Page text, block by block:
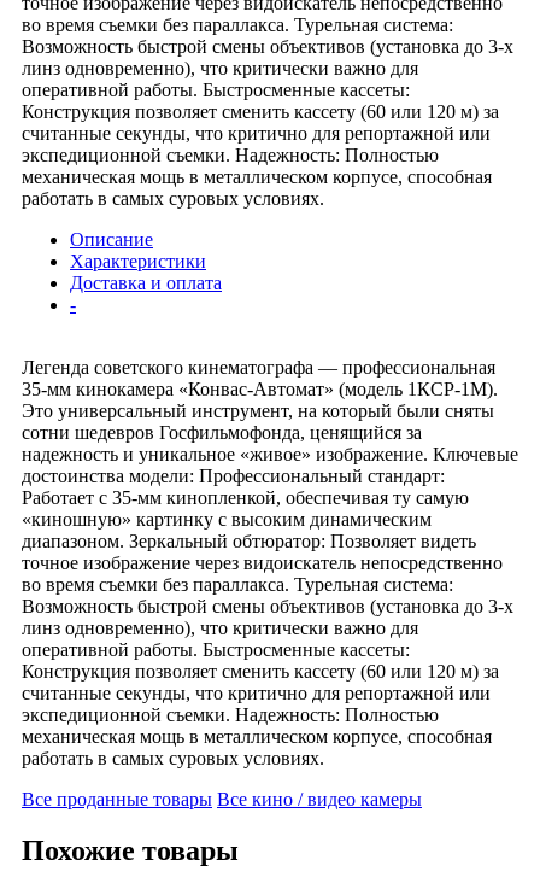
во время съемки без параллакса. Турельная система:
Возможность быстрой смены объективов (установка до 3-х
линз одновременно), что критически важно для
оперативной работы. Быстросменные кассеты:
Конструкция позволяет сменить кассету (60 или 120 м) за
считанные секунды, что критично для репортажной или
экспедиционной съемки. Надежность: Полностью
механическая мощь в металлическом корпусе, способная
работать в самых суровых условиях.
Описание
Характеристики
Доставка и оплата
-
Легенда советского кинематографа — профессиональная
35-мм кинокамера «Конвас-Автомат» (модель 1КСР-1М).
Это универсальный инструмент, на который были сняты
сотни шедевров Госфильмофонда, ценящийся за
надежность и уникальное «живое» изображение. Ключевые
достоинства модели: Профессиональный стандарт:
Работает с 35-мм кинопленкой, обеспечивая ту самую
«киношную» картинку с высоким динамическим
диапазоном. Зеркальный обтюратор: Позволяет видеть
точное изображение через видоискатель непосредственно
во время съемки без параллакса. Турельная система:
Возможность быстрой смены объективов (установка до 3-х
линз одновременно), что критически важно для
оперативной работы. Быстросменные кассеты:
Конструкция позволяет сменить кассету (60 или 120 м) за
считанные секунды, что критично для репортажной или
экспедиционной съемки. Надежность: Полностью
механическая мощь в металлическом корпусе, способная
работать в самых суровых условиях.
Все проданные товары Все кино / видео камеры
Похожие товары